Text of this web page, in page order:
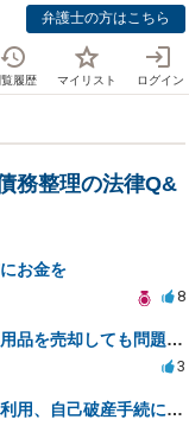
弁護士の方はこちら
覧履歴 マイリスト ログイン
務整理の法律Q&
お金を
8
自己破産中に不用品を売却しても問題ないか？
3
親名義で後払い利用、自己破産手続に影響はあるか？